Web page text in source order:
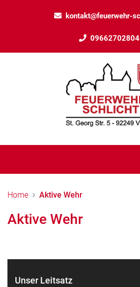
kontakt@feuerwehr-
Home Aktive Wehr
Aktive Wehr
Unser Leitsatz